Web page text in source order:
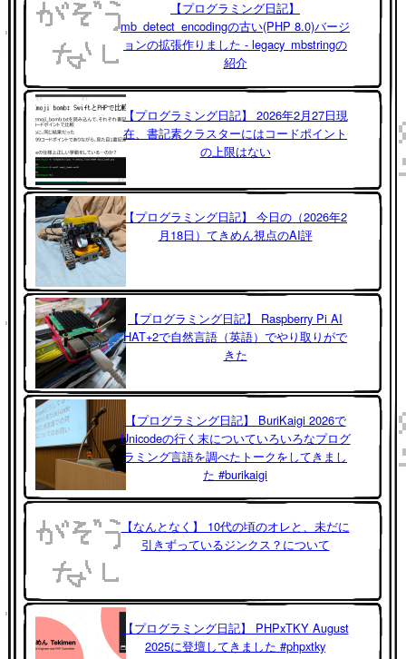
【プログラミング日記】
mb_detect_encodingの古い(PHP 8.0)バージ
ョンの拡張作りました - legacy_mbstringの
紹介
【プログラミング日記】 2026年2月27日現
在、書記素クラスターにはコードポイント
の上限はない
【プログラミング日記】 今日の（2026年2
月18日）てきめん視点のAI評
【プログラミング日記】 Raspberry Pi AI
HAT+2で自然言語（英語）でやり取りがで
きた
【プログラミング日記】 BuriKaigi 2026で
Unicodeの行く末についていろいろなプログ
ラミング言語を調べたトークをしてきまし
た #burikaigi
【なんとなく】 10代の頃のオレと、未だに
引きずっているジンクス？について
【プログラミング日記】 PHPxTKY August
2025に登壇してきました #phpxtky